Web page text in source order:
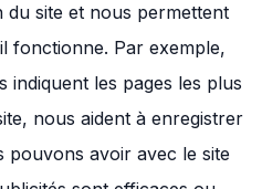
site et nous permettent
fonctionne. Par exemple,
indiquent les pages les plus
nous aident à enregistrer
pouvons avoir avec le site